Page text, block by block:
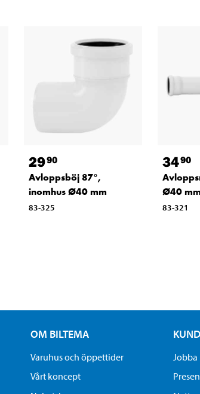
2990
Avloppsböj 87°,
inomhus Ø40 mm
83-325
3490
Ø40
83-321
OM BILTEMA
Varuhus och öppettider
Vårt koncept
Jobba